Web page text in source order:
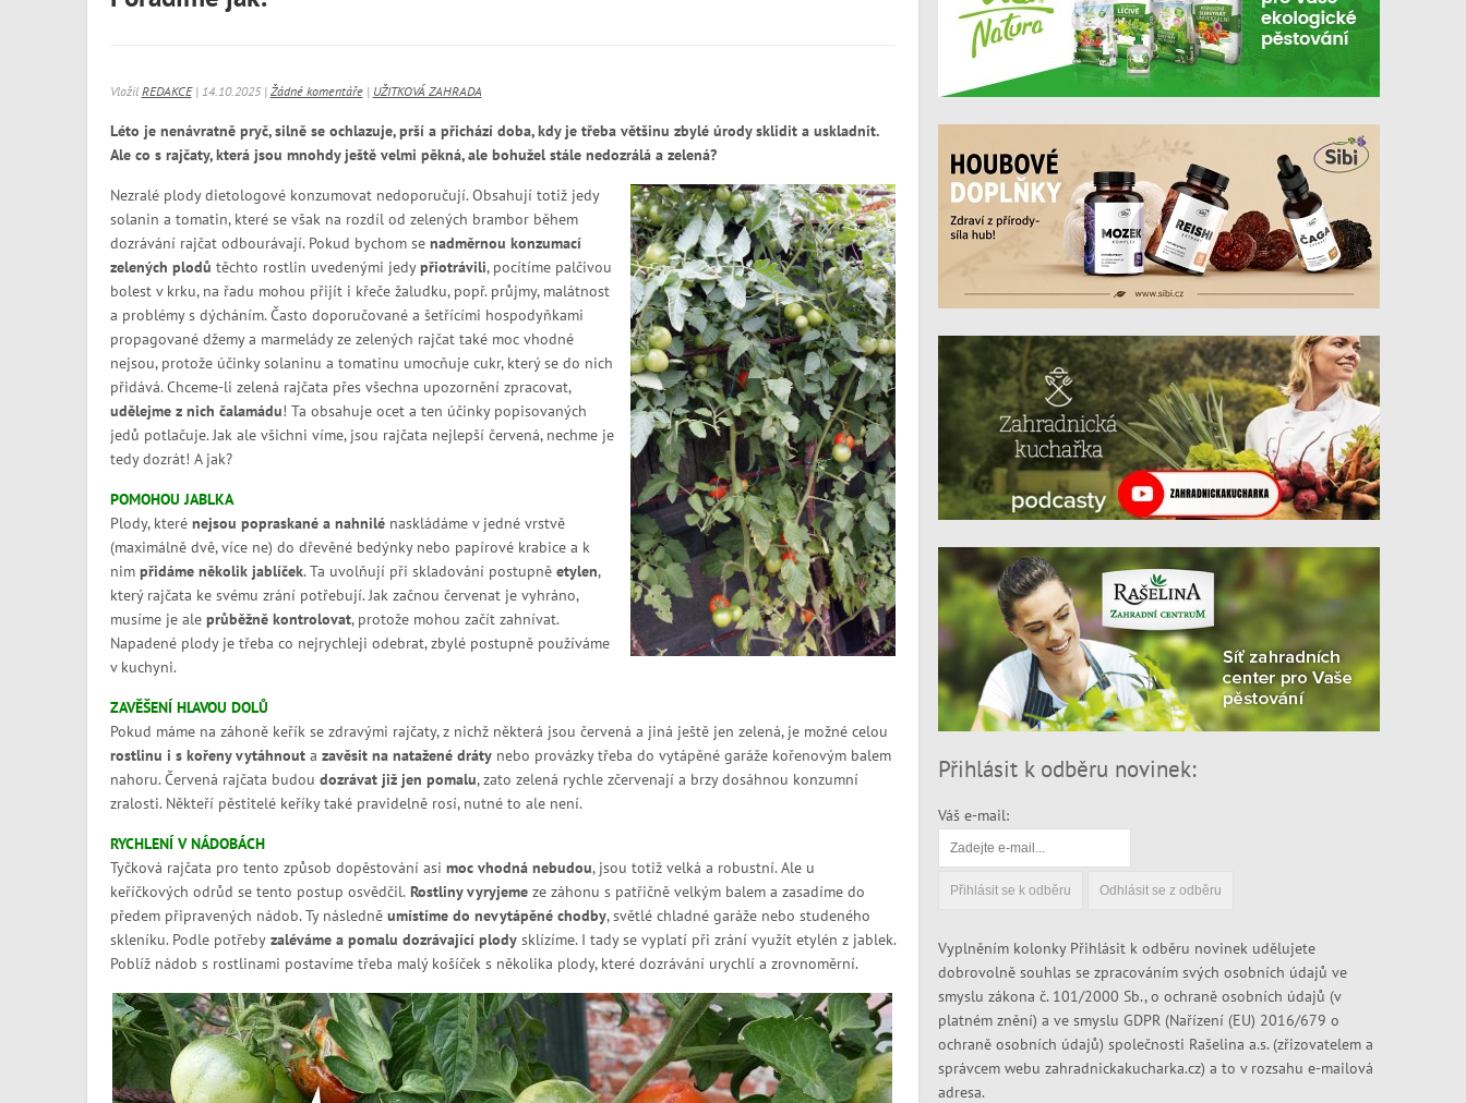
Vložil REDAKCE| 14.10.2025 | Žádné komentáře| UŽITKOVÁ ZAHRADA
Léto je nenávratně pryč, silně se ochlazuje, prší a přichází doba, kdy je třeba většinu zbylé úrody sklidit a uskladnit.
Ale co s rajčaty, která jsou mnohdy ještě velmi pěkná, ale bohužel stále nedozrálá a zelená?
Nezralé plody dietologové konzumovat nedoporučují. Obsahují totiž jedy
solanin a tomatin, které se však na rozdíl od zelených brambor během
dozrávání rajčat odbourávají. Pokud bychom se nadměrnou konzumací
zelených plodů těchto rostlin uvedenými jedypřiotrávili, pocítíme palčivou
bolest v krku, na řadu mohou přijít i křeče žaludku, popř. průjmy, malátnost
a problémy s dýcháním. Často doporučované a šetřícími hospodyňkami
propagované džemy a marmelády ze zelených rajčat také moc vhodné
nejsou, protože účinky solaninu a tomatinu umocňuje cukr, který se do nich
přidává. Chceme-li zelená rajčata přes všechna upozornění zpracovat,
udělejme z nich čalamádu! Ta obsahuje ocet a ten účinky popisovaných
jedů potlačuje. Jak ale všichni víme, jsou rajčata nejlepší červená, nechme je
tedy dozrát! A jak?
POMOHOU JABLKA
Plody, které nejsou popraskané a nahnilénaskládáme v jedné vrstvě
(maximálně dvě, více ne) do dřevěné bedýnky nebo papírové krabice a k
nim přidáme několik jablíček. Ta uvolňují při skladování postupně etylen,
který rajčata ke svému zrání potřebují. Jak začnou červenat je vyhráno,
musíme je ale průběžně kontrolovat, protože mohou začít zahnívat.
Napadené plody je třeba co nejrychleji odebrat, zbylé postupně používáme
v kuchyni.
ZAVĚŠENÍ HLAVOU DOLŮ
Pokud máme na záhoně keřík se zdravými rajčaty, z nichž některá jsou červená a jiná ještě jen zelená, je možné celou
rostlinu i s kořeny vytáhnouta zavěsit na natažené drátynebo provázky třeba do vytápěné garáže kořenovým balem
nahoru. Červená rajčata budou dozrávat již jen pomalu, zato zelená rychle zčervenají a brzy dosáhnou konzumní
zralosti. Někteří pěstitelé keříky také pravidelně rosí, nutné to ale není.
RYCHLENÍ V NÁDOBÁCH
Tyčková rajčata pro tento způsob dopěstování asi moc vhodná nebudou, jsou totiž velká a robustní. Ale u
keříčkových odrůd se tento postup osvědčil.Rostliny vyryjemeze záhonu s patřičně velkým balem a zasadíme do
předem připravených nádob. Ty následně umístíme do nevytápěné chodby, světlé chladné garáže nebo studeného
skleníku. Podle potřebyzaléváme a pomalu dozrávající plodysklízíme. I tady se vyplatí při zrání využít etylén z jablek.
Poblíž nádob s rostlinami postavíme třeba malý košíček s několika plody, které dozrávání urychlí a zrovnoměrní.
Přihlásit k odběru novinek:
Váš e-mail:
Vyplněním kolonky Přihlásit k odběru novinek udělujete
dobrovolně souhlas se zpracováním svých osobních údajů ve
smyslu zákona č. 101/2000 Sb., o ochraně osobních údajů (v
platném znění) a ve smyslu GDPR (Nařízení (EU) 2016/679 o
ochraně osobních údajů) společnosti Rašelina a.s. (zřizovatelem a
správcem webu zahradnickakucharka.cz) a to v rozsahu e-mailová
adresa.